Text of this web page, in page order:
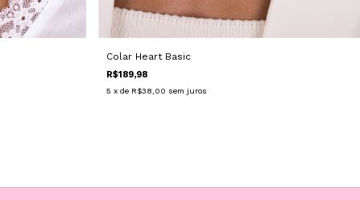
Colar Heart Basic
R$189,98
5 x de R$38,00 sem juros